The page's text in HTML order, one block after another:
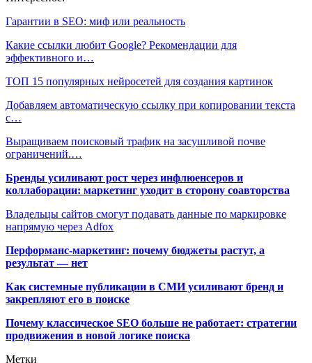
Гарантии в SEO: миф или реальность
Какие ссылки любит Google? Рекомендации для
эффективного и…
ТОП 15 популярных нейросетей для создания картинок
Добавляем автоматическую ссылку при копировании текста
с…
Выращиваем поисковый трафик на засушливой почве
ограничений.…
Бренды усиливают рост через инфлюенсеров и
коллаборации: маркетинг уходит в сторону соавторства
Владельцы сайтов смогут подавать данные по маркировке
напрямую через Adfox
Перформанс-маркетинг: почему бюджеты растут, а
результат — нет
Как системные публикации в СМИ усиливают бренд и
закрепляют его в поиске
Почему классическое SEO больше не работает: стратегии
продвижения в новой логике поиска
Метки